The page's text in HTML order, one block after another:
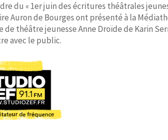
du « 1er juin des écritures théâtrales
Auron de Bourges ont présenté à la
de théâtre jeunesse Anne Droïde de Karin
avec le public.